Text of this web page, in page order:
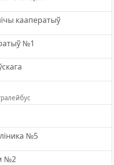
кааператыў
№1
№5
№2